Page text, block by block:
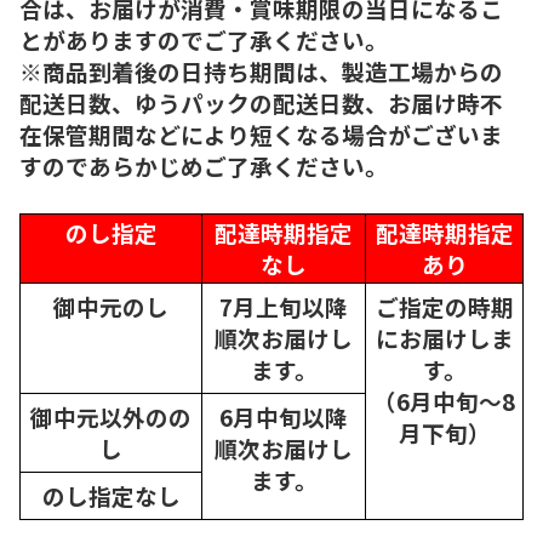
合は、お届けが消費・賞味期限の当日になるこ
とがありますのでご了承ください。
※商品到着後の日持ち期間は、製造工場からの
配送日数、ゆうパックの配送日数、お届け時不
在保管期間などにより短くなる場合がございま
すのであらかじめご了承ください。
のし指定
配達時期指定
なし
配達時期指定
あり
御中元のし
7月上旬以降
順次お届けし
ます。
ご指定の時期
にお届けしま
す。
（6月中旬～8
月下旬）
御中元以外のの
し
6月中旬以降
順次お届けし
ます。
のし指定なし